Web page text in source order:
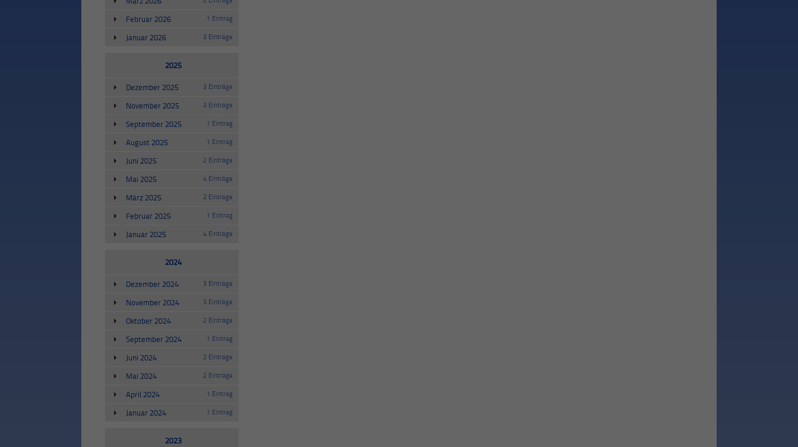
Februar 2026 1 Eintrag
Januar 2026 3 Einträge
2025
Dezember 2025 3 Einträge
November 2025 3 Einträge
September 2025 1 Eintrag
August 2025 1 Eintrag
Juni 2025 2 Einträge
Mai 2025 4 Einträge
März 2025 2 Einträge
Februar 2025 1 Eintrag
Januar 2025 4 Einträge
2024
Dezember 2024 3 Einträge
November 2024 3 Einträge
Oktober 2024 2 Einträge
September 2024 1 Eintrag
Juni 2024 2 Einträge
Mai 2024 2 Einträge
April 2024 1 Eintrag
Januar 2024 1 Eintrag
2023